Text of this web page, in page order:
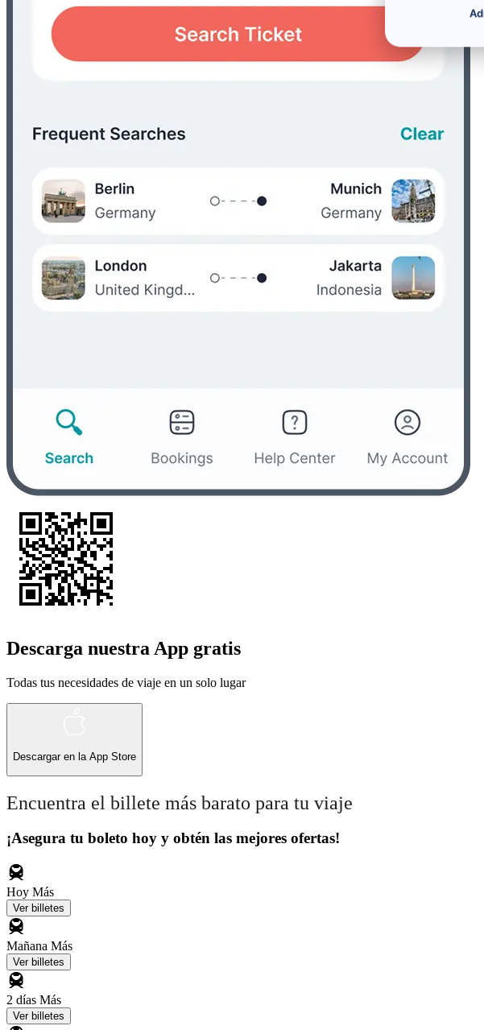
Descarga nuestra App gratis
Todas tus necesidades de viaje en un solo lugar
Descargar en la App Store
Encuentra el billete más barato para tu viaje
¡Asegura tu boleto hoy y obtén las mejores ofertas!
Hoy Más
Ver billetes
Mañana Más
Ver billetes
2 días Más
Ver billetes